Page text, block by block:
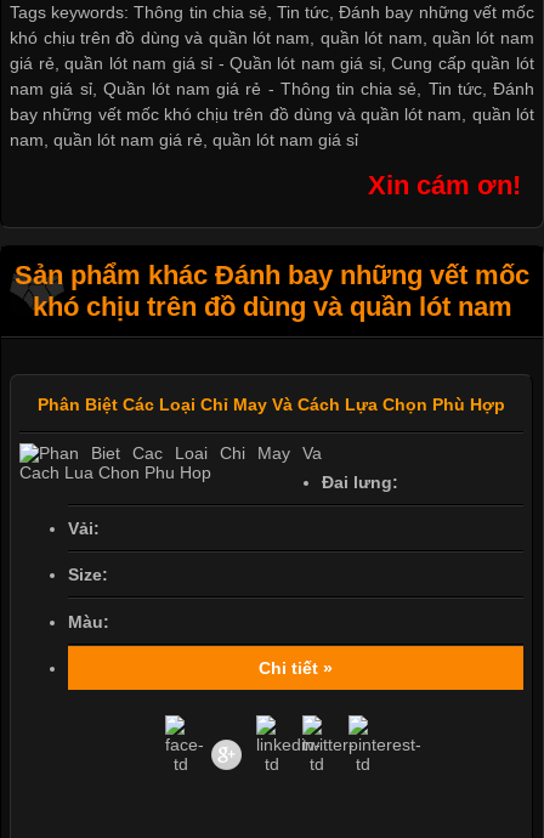
Tags keywords: Thông tin chia sẻ, Tin tức, Đánh bay những vết mốc
khó chịu trên đồ dùng và quần lót nam, quần lót nam, quần lót nam
giá rẻ, quần lót nam giá sỉ - Quần lót nam giá sỉ,Cung cấp quần lót
nam giá sỉ, Quần lót nam giá rẻ - Thông tin chia sẻ Tin tức, Đánh
bay những vết mốc khó chịu trên đồ dùng và quần lót nam
quần lót
nam ,quần lót nam giá rẻ ,quần lót nam giá sỉ
Xin cám ơn!
Sản phẩm khác Đánh bay những vết mốc
khó chịu trên đồ dùng và quần lót nam
Phân Biệt Các Loại Chỉ May Và Cách Lựa Chọn Phù Hợp
Đai lưng:
Vải:
Size:
Màu:
Chi tiết »